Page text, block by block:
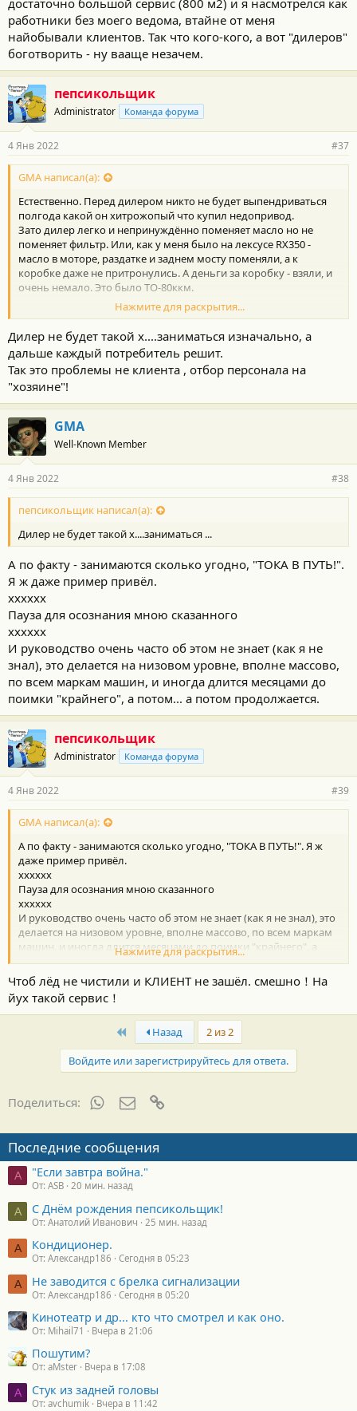
работники без моего ведома, втайне от меня
найобывали клиентов. Так что кого-кого, а вот "дилеров"
боготворить - ну вааще незачем.
пепсикольщик
Administrator Команда форума
4 Янв 2022 #37
GMA написал(а):
Естественно. Перед дилером никто не будет выпендриваться
полгода какой он хитрожопый что купил недопривод.
Зато дилер легко и непринуждённо поменяет масло но не
поменяет фильтр. Или, как у меня было на лексусе RX350 -
масло в моторе, раздатке и заднем мосту поменяли, а к
коробке даже не притронулись. А деньги за коробку - взяли, и
очень немало. Это было ТО-80ккм.
А, вообще, поверьте, МНЕ - ВИДНЕЕ, у меня был достаточно
большой сервис (800 м2) и я насмотрелся как работники без
моего ведома, втайне от меня найобывали клиентов. Так что
кого-кого, а вот "дилеров" боготворить - ну вааще незачем.
Нажмите для раскрытия...
Дилер не будет такой х....заниматься изначально, а
дальше каждый потребитель решит.
Так это проблемы не клиента , отбор персонала на
"хозяине"!
GMA
Well-Known Member
4 Янв 2022 #38
пепсикольщик написал(а):
Дилер не будет такой х....заниматься ...
А по факту - занимаются сколько угодно, "ТОКА В ПУТЬ!".
Я ж даже пример привёл.
хххххх
Пауза для осознания мною сказанного
хххххх
И руководство очень часто об этом не знает (как я не
знал), это делается на низовом уровне, вполне массово,
по всем маркам машин, и иногда длится месяцами до
поимки "крайнего", а потом... а потом продолжается.
пепсикольщик
Administrator Команда форума
4 Янв 2022 #39
GMA написал(а):
А по факту - занимаются сколько угодно, "ТОКА В ПУТЬ!". Я ж
даже пример привёл.
хххххх
Пауза для осознания мною сказанного
хххххх
И руководство очень часто об этом не знает (как я не знал), это
делается на низовом уровне, вполне массово, по всем маркам
машин, и иногда длится месяцами до поимки "крайнего", а
потом... а потом продолжается.
Нажмите для раскрытия...
Чтоб лёд не чистили и КЛИЕНТ не зашёл. смешно！На
йух такой сервис！
First Назад
2 из 2
Войдите или зарегистрируйтесь для ответа.
Поделиться: WhatsAppЭлектронная почта
Последние сообщения
A "Если завтра война."
От: ASB 20 мин. назад
А С Днём рождения пепсикольщик!
От: Анатолий Иванович 25 мин. назад
А Кондиционер.
От: Александр186 Сегодня в 05:23
А Не заводится с брелка сигнализации
От: Александр186 Сегодня в 05:20
Кинотеатр и др... кто что смотрел и как оно.
От: Mihail71 Вчера в 21:06
Пошутим?
От: aMster Вчера в 17:08
A Стук из задней головы
От: avchumik Вчера в 11:42